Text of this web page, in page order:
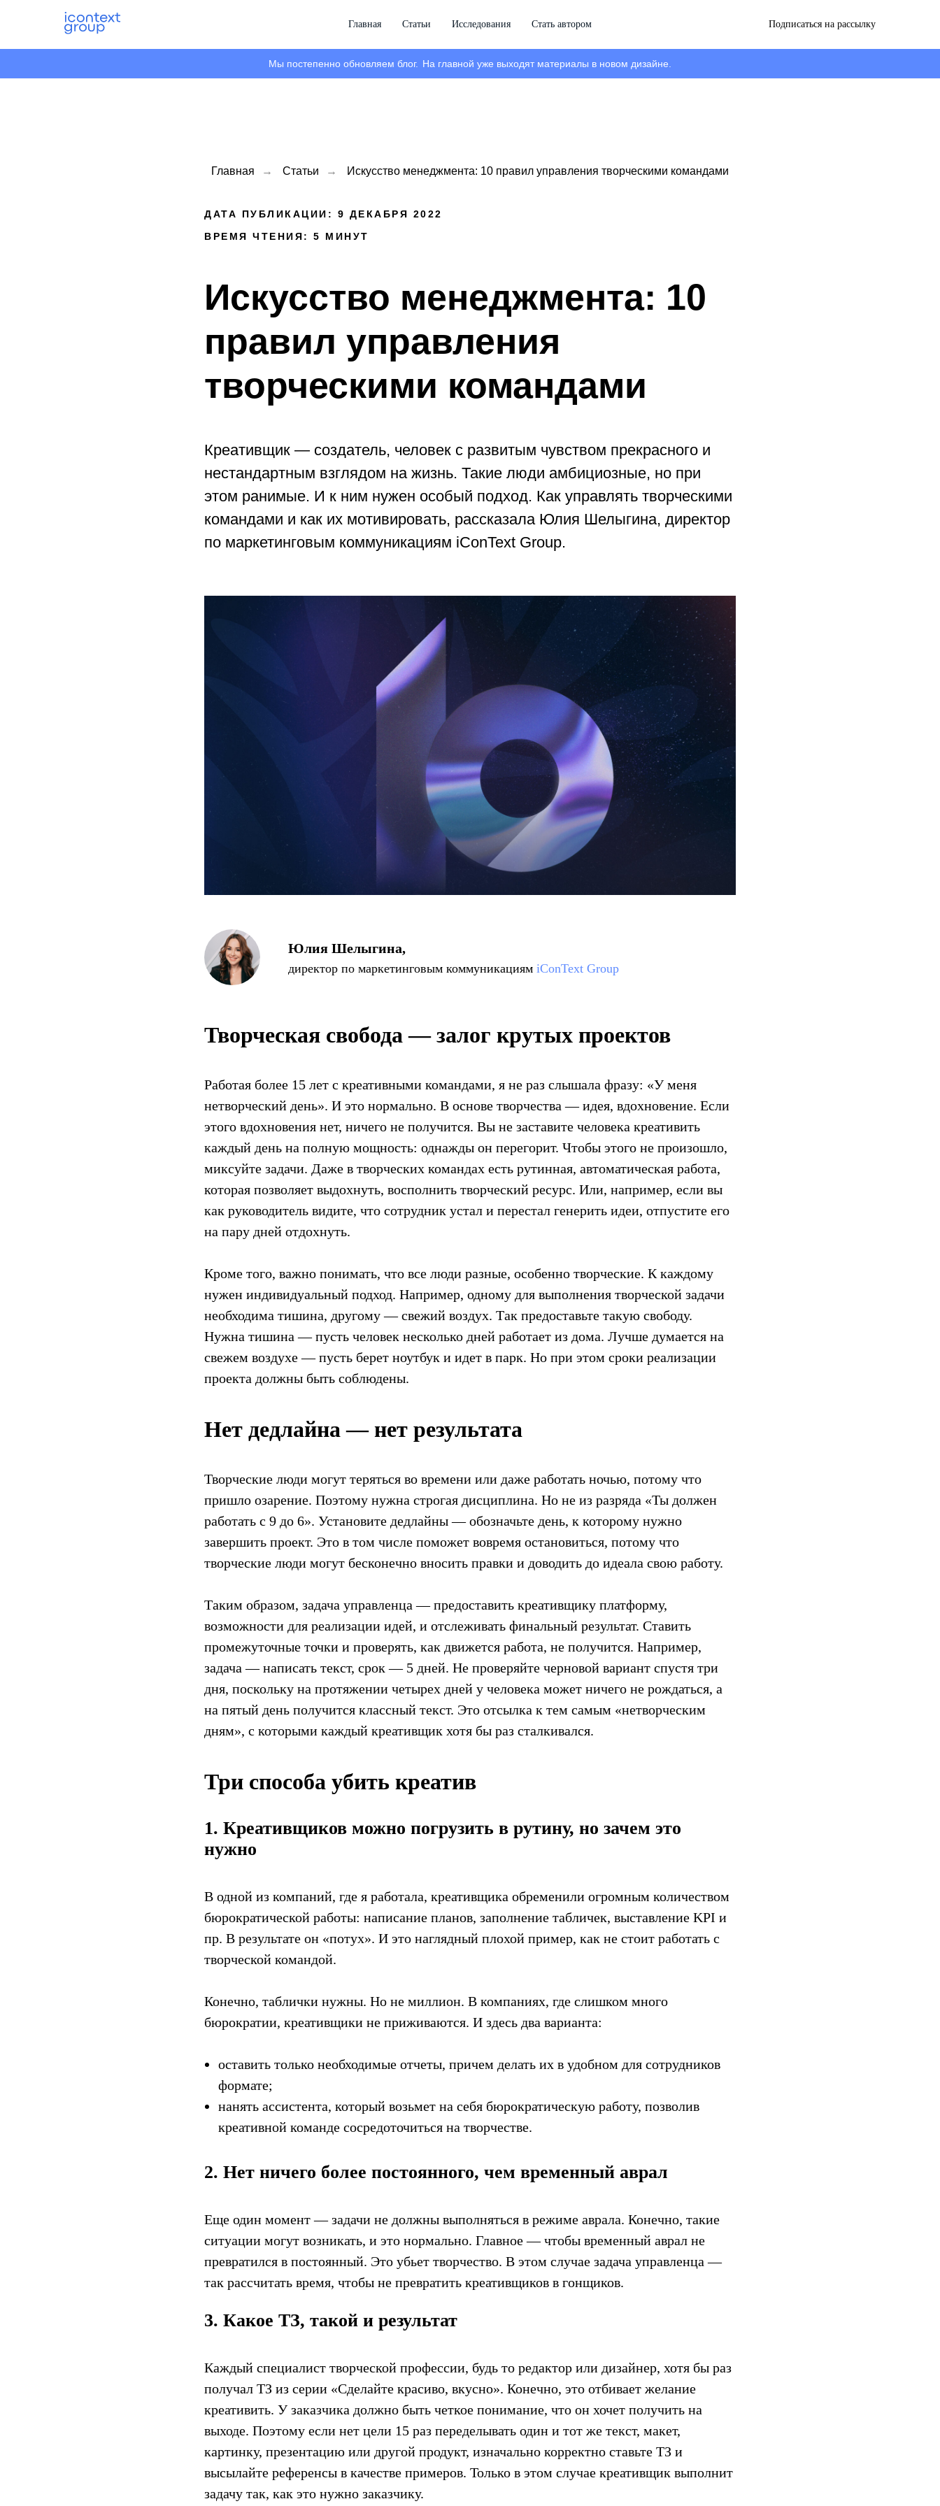
Мы постепенно обновляем блог. На главной уже выходят материалы в новом дизайне.
Главная Статьи Исследования Стать автором Подписаться на рассылку
Главная → Статьи → Искусство менеджмента: 10 правил управления творческими командами
ДАТА ПУБЛИКАЦИИ: 9 ДЕКАБРЯ 2022
ВРЕМЯ ЧТЕНИЯ: 5 МИНУТ
Искусство менеджмента: 10
правил управления
творческими командами
Креативщик — создатель, человек с развитым чувством прекрасного и
нестандартным взглядом на жизнь. Такие люди амбициозные, но при
этом ранимые. И к ним нужен особый подход. Как управлять творческими
командами и как их мотивировать, рассказала Юлия Шелыгина, директор
по маркетинговым коммуникациям iConText Group.
Юлия Шелыгина,
директор по маркетинговым коммуникациям iConText Group
Творческая свобода — залог крутых проектов
Работая более 15 лет с креативными командами, я не раз слышала фразу: «У меня
нетворческий день». И это нормально. В основе творчества — идея, вдохновение. Если
этого вдохновения нет, ничего не получится. Вы не заставите человека креативить
каждый день на полную мощность: однажды он перегорит. Чтобы этого не произошло,
миксуйте задачи. Даже в творческих командах есть рутинная, автоматическая работа,
которая позволяет выдохнуть, восполнить творческий ресурс. Или, например, если вы
как руководитель видите, что сотрудник устал и перестал генерить идеи, отпустите его
на пару дней отдохнуть.
Кроме того, важно понимать, что все люди разные, особенно творческие. К каждому
нужен индивидуальный подход. Например, одному для выполнения творческой задачи
необходима тишина, другому — свежий воздух. Так предоставьте такую свободу.
Нужна тишина — пусть человек несколько дней работает из дома. Лучше думается на
свежем воздухе — пусть берет ноутбук и идет в парк. Но при этом сроки реализации
проекта должны быть соблюдены.
Нет дедлайна — нет результата
Творческие люди могут теряться во времени или даже работать ночью, потому что
пришло озарение. Поэтому нужна строгая дисциплина. Но не из разряда «Ты должен
работать с 9 до 6». Установите дедлайны — обозначьте день, к которому нужно
завершить проект. Это в том числе поможет вовремя остановиться, потому что
творческие люди могут бесконечно вносить правки и доводить до идеала свою работу.
Таким образом, задача управленца — предоставить креативщику платформу,
возможности для реализации идей, и отслеживать финальный результат. Ставить
промежуточные точки и проверять, как движется работа, не получится. Например,
задача — написать текст, срок — 5 дней. Не проверяйте черновой вариант спустя три
дня, поскольку на протяжении четырех дней у человека может ничего не рождаться, а
на пятый день получится классный текст. Это отсылка к тем самым «нетворческим
дням», с которыми каждый креативщик хотя бы раз сталкивался.
Три способа убить креатив
1. Креативщиков можно погрузить в рутину, но зачем это
нужно
В одной из компаний, где я работала, креативщика обременили огромным количеством
бюрократической работы: написание планов, заполнение табличек, выставление KPI и
пр. В результате он «потух». И это наглядный плохой пример, как не стоит работать с
творческой командой.
Конечно, таблички нужны. Но не миллион. В компаниях, где слишком много
бюрократии, креативщики не приживаются. И здесь два варианта:
оставить только необходимые отчеты, причем делать их в удобном для сотрудников
формате;
нанять ассистента, который возьмет на себя бюрократическую работу, позволив
креативной команде сосредоточиться на творчестве.
2. Нет ничего более постоянного, чем временный аврал
Еще один момент — задачи не должны выполняться в режиме аврала. Конечно, такие
ситуации могут возникать, и это нормально. Главное — чтобы временный аврал не
превратился в постоянный. Это убьет творчество. В этом случае задача управленца —
так рассчитать время, чтобы не превратить креативщиков в гонщиков.
3. Какое ТЗ, такой и результат
Каждый специалист творческой профессии, будь то редактор или дизайнер, хотя бы раз
получал ТЗ из серии «Сделайте красиво, вкусно». Конечно, это отбивает желание
креативить. У заказчика должно быть четкое понимание, что он хочет получить на
выходе. Поэтому если нет цели 15 раз переделывать один и тот же текст, макет,
картинку, презентацию или другой продукт, изначально корректно ставьте ТЗ и
высылайте референсы в качестве примеров. Только в этом случае креативщик выполнит
задачу так, как это нужно заказчику.